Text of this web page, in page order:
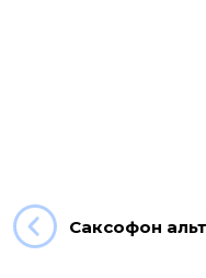
Саксофон альт